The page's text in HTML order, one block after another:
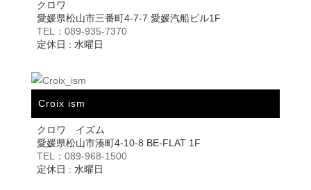
クロワ
愛媛県松山市三番町4-7-7 愛媛汽船ビル1F
TEL：089-935-7370
定休日 : 水曜日
Croix ism
クロワ イズム
愛媛県松山市湊町4-10-8 BE-FLAT 1F
TEL：089-968-1500
定休日 : 水曜日